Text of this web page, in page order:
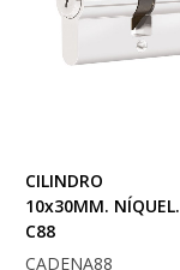
CILINDRO
10x30MM. NÍQUEL.
C88
CADENA88